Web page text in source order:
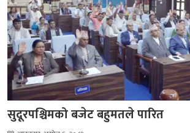
सुदूरपश्चिमको बजेट बहुमतले पारित